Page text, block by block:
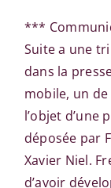
***
Suite a une
dans la
mobile, un
l’objet d’une
déposée par
Xavier Niel.
d’avoir